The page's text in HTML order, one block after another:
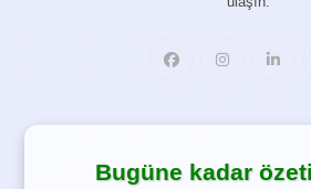
Bugüne kadar